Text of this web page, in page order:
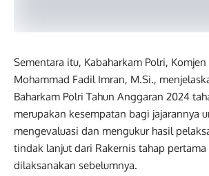
Sementara itu, Kabaharkam Polri, Komjen
Mohammad Fadil Imran, M.Si.,
Baharkam Polri Tahun Anggaran 2024
merupakan kesempatan bagi jajarannya
mengevaluasi dan mengukur hasil
tindak lanjut dari Rakernis tahap pertama
dilaksanakan sebelumnya.